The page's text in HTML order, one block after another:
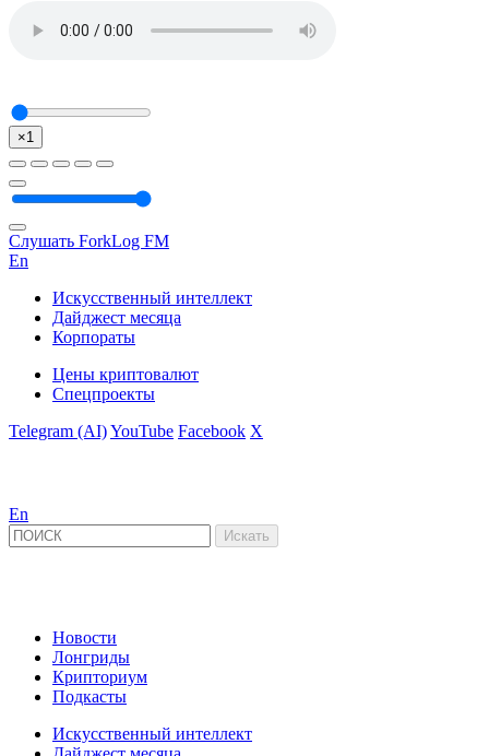
×1
Слушать ForkLog FM
En
Искусственный интеллект
Дайджест месяца
Корпораты
Цены криптовалют
Спецпроекты
Telegram (AI)YouTube Facebook X
En
Новости
Лонгриды
Крипториум
Подкасты
Искусственный интеллект